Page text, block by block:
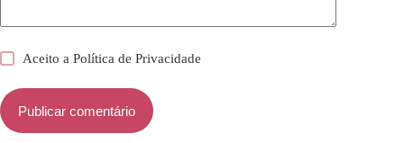
Aceito aPolítica de Privacidade
Publicar comentário